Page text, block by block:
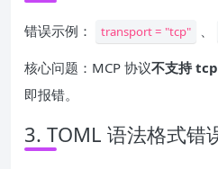
错误示例： transport = "tcp" 、
核心问题：MCP 协议不支持
即报错。
3. TOML 语法格式错